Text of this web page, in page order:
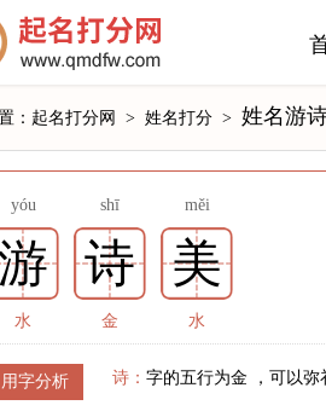
： 起名打分网 > 姓名打分 > 姓名游
yóu shī měi
诗 美
水 金 水
用字分析 诗： 字的五行为金 ，可以弥